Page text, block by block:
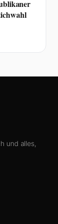
und alles,